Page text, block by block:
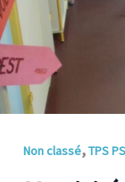
Non classé,TPS